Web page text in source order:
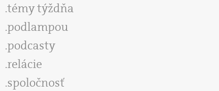
témy týždňa
podlampou
podcasty
relácie
spoločnosť